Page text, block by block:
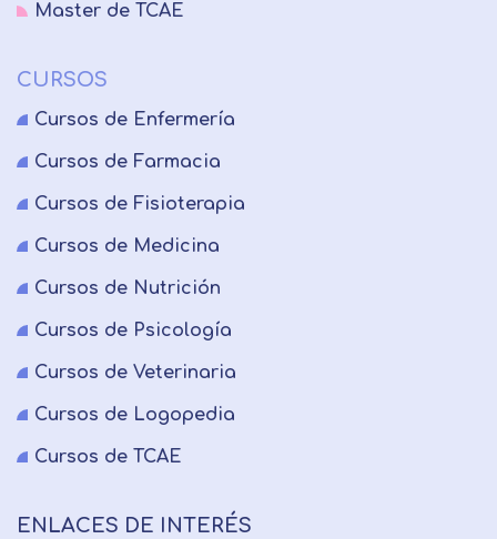
Master de TCAE
CURSOS
Cursos de Enfermería
Cursos de Farmacia
Cursos de Fisioterapia
Cursos de Medicina
Cursos de Nutrición
Cursos de Psicología
Cursos de Veterinaria
Cursos de Logopedia
Cursos de TCAE
ENLACES DE INTERÉS